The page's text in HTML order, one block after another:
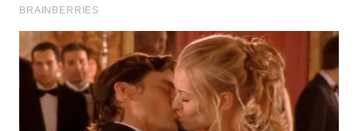
WN
CIANJUR
WN
KEPULAUAN
SERIBU